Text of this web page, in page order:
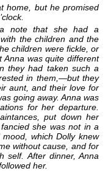
home, but he promised
note that she had a
the children and the
children were fickle, or
was quite different
they had taken such a
in them,—but they
aunt, and their love for
going away. Anna was
for her departure.
put down her
she was not in a
which Dolly knew
without cause, and for
self. After dinner, Anna
her.